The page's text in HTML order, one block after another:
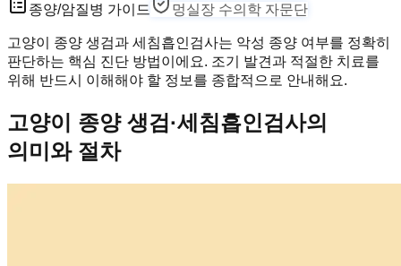
종양/암질병 가이드 멍실장 수의학 자문단
고양이 종양 생검과 세침흡인검사는 악성 종양 여부를 정확히
판단하는 핵심 진단 방법이에요. 조기 발견과 적절한 치료를
위해 반드시 이해해야 할 정보를 종합적으로 안내해요.
고양이 종양 생검·세침흡인검사의
의미와 절차